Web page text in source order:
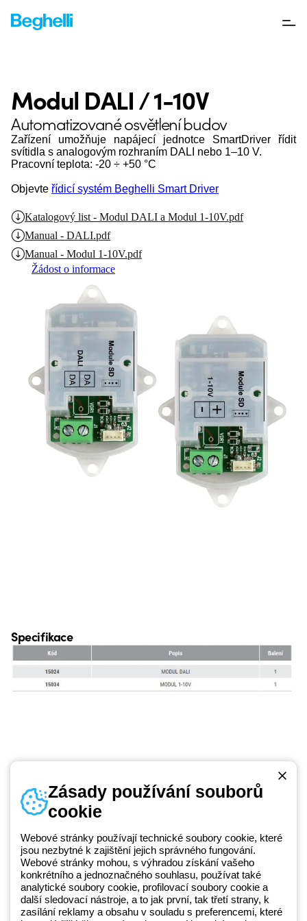
Modul DALI / 1-10V
Automatizované osvětlení budov
Zařízení umožňuje napájecí jednotce SmartDriver řídit
svítidla s analogovým rozhraním DALI nebo 1–10 V.
Pracovní teplota: -20 ÷ +50 °C
Objevte řídicí systém Beghelli Smart Driver
Katalogový list - Modul DALI a Modul 1-10V.pdf
Manual - DALI.pdf
Manual - Modul 1-10V.pdf
Žádost o informace
Specifikace
Beghelli je součástí GEWISS Group od roku 2025 a jeho ekosystému
GEWISS LightZone, kde vyvíjíme propojená světelná řešení, která
transformují komplexitu do jednoduchosti a podporují profesionály a
Telefonní číslo
+420 531 014 111
Zásady používání souborů
cookie
Webové stránky používají technické soubory cookie, které
jsou nezbytné k zajištění jejich správného fungování.
Webové stránky mohou, s výhradou získání vašeho
konkrétního a jednoznačného souhlasu, používat také
analytické soubory cookie, profilovací soubory cookie a
další sledovací nástroje, a to jak první, tak třetí strany, k
zasílání reklamy a obsahu v souladu s preferencemi, které